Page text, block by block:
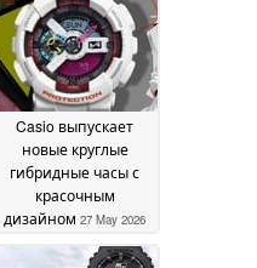
Casio выпускает
новые круглые
гибридные часы с
красочным
дизайном 27 May 2026